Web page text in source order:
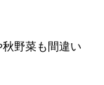
野菜も間違い